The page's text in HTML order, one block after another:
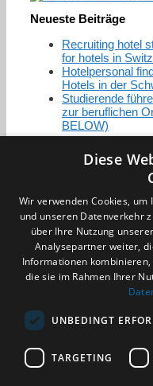
Neueste Beiträge
Recruiting hotel
for hotels in
Hotelpersonal
Hotels in der
Studierende
zur beruflichen
BELOW)
Zertifizierung /
Partner im Sport
Impressum
Datenschutzerklärung
AGB
Diese
Wir verwenden Cookies,
und unseren Datenverkehr
über Ihre Nutzung
Analysepartner weiter,
Informationen
die sie im Rahmen Ihrer
UNBEDINGT
TARGETING